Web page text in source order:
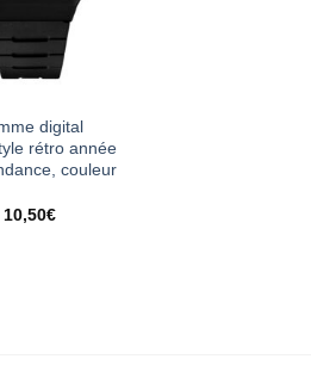
digital
rétro année
couleur
10,50€